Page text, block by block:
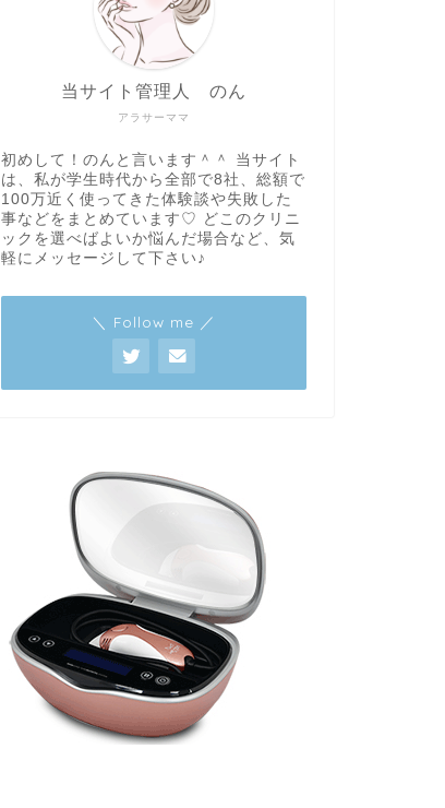
アラサーママ
当サイト管理人 のん
初めして！のんと言います＾＾ 当サイト
は、私が学生時代から全部で8社、総額で
100万近く使ってきた体験談や失敗した
事などをまとめています♡ どこのクリニ
ックを選べばよいか悩んだ場合など、気
軽にメッセージして下さい♪
＼ Follow me ／